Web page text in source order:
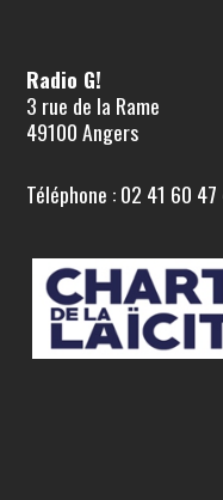
Radio G!
3 rue de la Rame
49100 Angers
Téléphone : 02 41 60 47